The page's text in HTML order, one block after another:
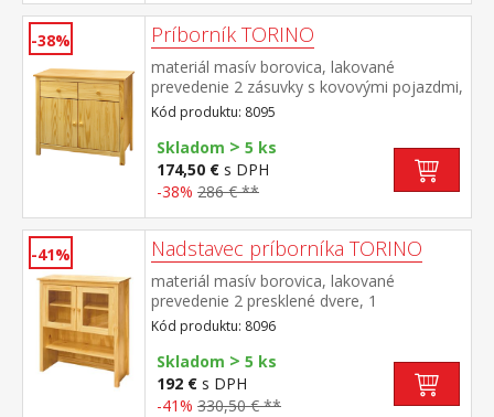
-38% Príborník TORINO
materiál masív borovica, lakované
prevedenie 2 zásuvky s kovovými pojazdmi,
2 plné dvere, 1 polica vhodný doplnok
nadstavec 8096
Kód produktu: 8095
Skladom > 5 ks
174,50 € s DPH
-38% 286 € **
-41% Nadstavec príborníka TORINO
materiál masív borovica, lakované
prevedenie 2 presklené dvere, 1
polica nadstavec príborníka 8095
Kód produktu: 8096
Skladom > 5 ks
192 € s DPH
-41% 330,50 € **